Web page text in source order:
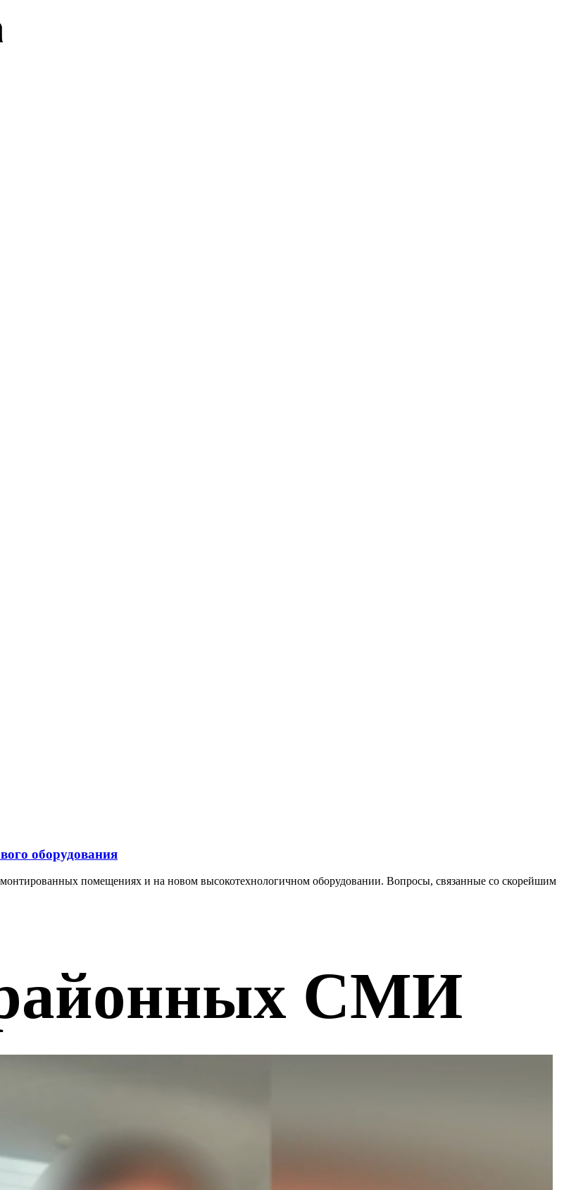
оборудования
помещениях и на новом высокотехнологичном оборудовании. Вопросы, связанные со скорейшим